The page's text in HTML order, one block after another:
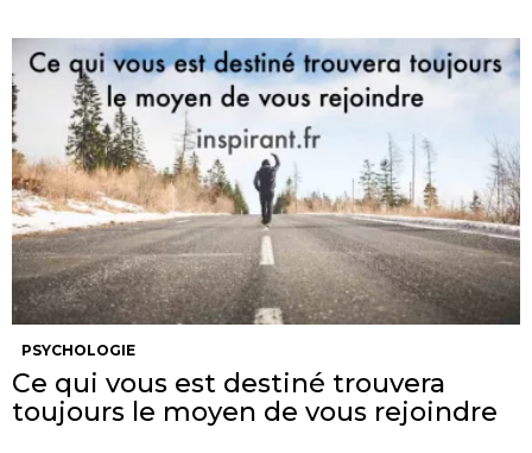
PSYCHOLOGIE
Ce qui vous est destiné trouvera
toujours le moyen de vous rejoindre